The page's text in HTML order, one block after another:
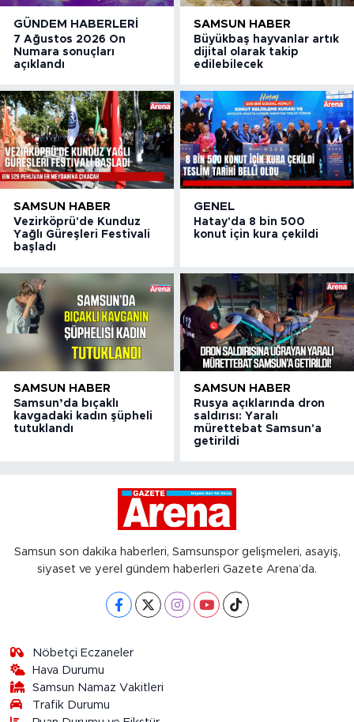
GÜNDEM HABERLERI
7 Ağustos 2026 On
Numara sonuçları
açıklandı
SAMSUN HABER
Büyükbaş hayvanlar artık
dijital olarak takip
edilebilecek
SAMSUN HABER
Vezirköprü'de Kunduz
Yağlı Güreşleri Festivali
başladı
GENEL
Hatay'da 8 bin 500
konut için kura çekildi
SAMSUN HABER
Samsun’da bıçaklı
kavgadaki kadın şüpheli
tutuklandı
SAMSUN HABER
Rusya açıklarında dron
saldırısı: Yaralı
mürettebat Samsun'a
getirildi
Samsun son dakika haberleri, Samsunspor gelişmeleri, asayiş,
siyaset ve yerel gündem haberleri Gazete Arena’da.
Nöbetçi Eczaneler
Hava Durumu
Samsun Namaz Vakitleri
Trafik Durumu